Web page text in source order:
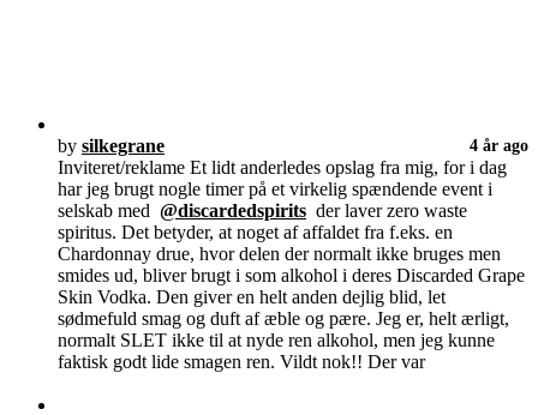
by silkegrane 4 år ago
Inviteret/reklame Et lidt anderledes opslag fra mig, for i dag
har jeg brugt nogle timer på et virkelig spændende event i
selskab med @discardedspirits der laver zero waste
spiritus. Det betyder, at noget af affaldet fra f.eks. en
Chardonnay drue, hvor delen der normalt ikke bruges men
smides ud, bliver brugt i som alkohol i deres Discarded Grape
Skin Vodka. Den giver en helt anden dejlig blid, let
sødmefuld smag og duft af æble og pære. Jeg er, helt ærligt,
normalt SLET ikke til at nyde ren alkohol, men jeg kunne
faktisk godt lide smagen ren. Vildt nok!! Der var